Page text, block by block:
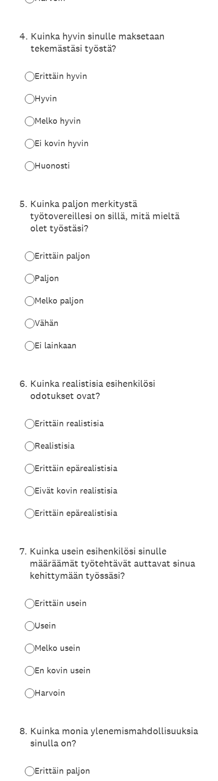
4. Kuinka hyvin sinulle maksetaan
tekemästäsi työstä?
Erittäin hyvin
Hyvin
Melko hyvin
Ei kovin hyvin
Huonosti
5. Kuinka paljon merkitystä
työtovereillesi on sillä, mitä mieltä
olet työstäsi?
Erittäin paljon
Paljon
Melko paljon
Vähän
Ei lainkaan
6. Kuinka realistisia esihenkilösi
odotukset ovat?
Erittäin realistisia
Realistisia
Erittäin epärealistisia
Eivät kovin realistisia
Erittäin epärealistisia
7. Kuinka usein esihenkilösi sinulle
määräämät työtehtävät auttavat sinua
kehittymään työssäsi?
Erittäin usein
Usein
Melko usein
En kovin usein
Harvoin
8. Kuinka monia ylenemismahdollisuuksia
sinulla on?
Erittäin paljon